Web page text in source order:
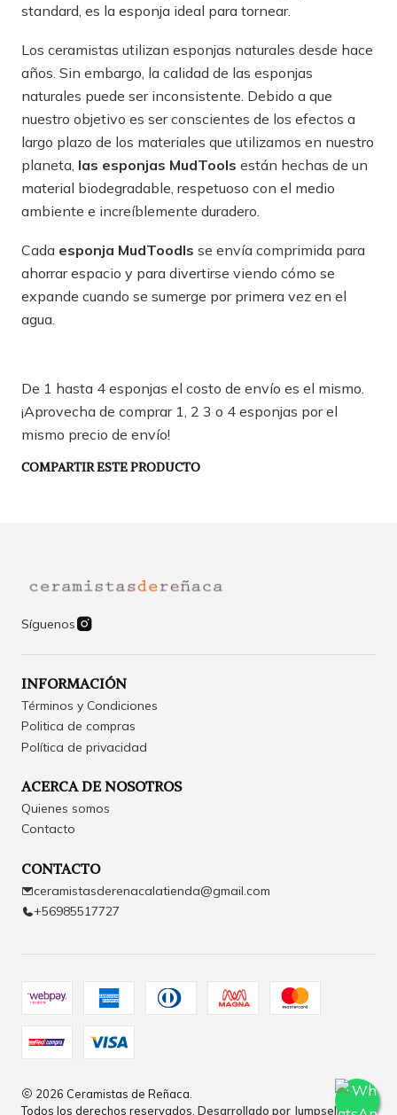
standard, es la esponja ideal para tornear.
Los ceramistas utilizan esponjas naturales desde hace
años. Sin embargo, la calidad de las esponjas
naturales puede ser inconsistente. Debido a que
nuestro objetivo es ser conscientes de los efectos a
largo plazo de los materiales que utilizamos en nuestro
planeta, las esponjas MudTools están hechas de un
material biodegradable, respetuoso con el medio
ambiente e increíblemente duradero.
Cada esponja MudToodls se envía comprimida para
ahorrar espacio y para divertirse viendo cómo se
expande cuando se sumerge por primera vez en el
agua.
De 1 hasta 4 esponjas el costo de envío es el mismo.
¡Aprovecha de comprar 1, 2 3 o 4 esponjas por el
mismo precio de envío!
COMPARTIR ESTE PRODUCTO
Síguenos
INFORMACIÓN
Términos y Condiciones
Politica de compras
Política de privacidad
ACERCA DE NOSOTROS
Quienes somos
Contacto
CONTACTO
ceramistasderenacalatienda@gmail.com
+56985517727
2026 Ceramistas de Reñaca.
Todos los derechos reservados. Desarrollado por Jumpseller.